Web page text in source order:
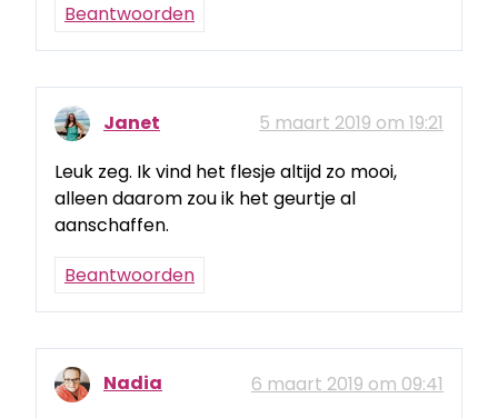
Beantwoorden
Janet
5 maart 2019 om 19:21
Leuk zeg. Ik vind het flesje altijd zo mooi,
alleen daarom zou ik het geurtje al
aanschaffen.
Beantwoorden
Nadia
6 maart 2019 om 09:41